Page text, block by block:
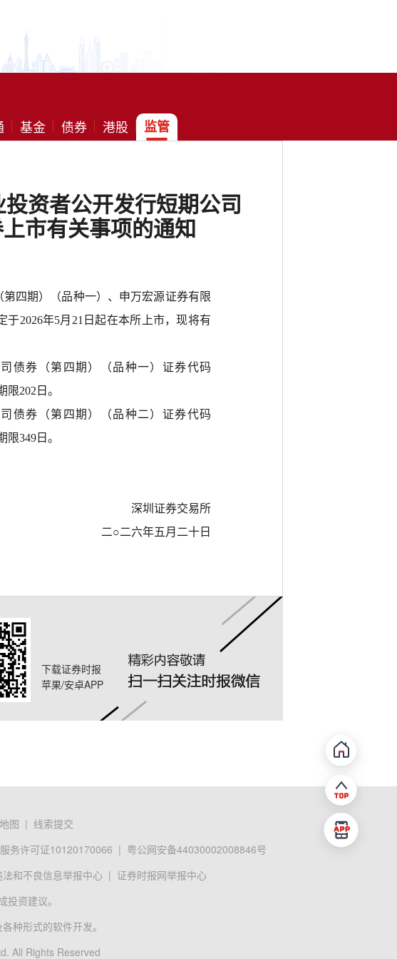
基金 债券 港股 监管
资者公开发行短期公司
市有关事项的通知
四期）（品种一）、申万宏源证券有限
2026年5月21日起在本所上市，现将有
债券（第四期）（品种一）证券代码
202日。
债券（第四期）（品种二）证券代码
349日。
深圳证券交易所
二○二六年五月二十日
下载证券时报
苹果/安卓APP
图 | 线索提交
务许可证10120170066 | 粤公网安备44030002008846号
和不良信息举报中心 | 证券时报网举报中心
资建议。
种形式的软件开发。
All Rights Reserved